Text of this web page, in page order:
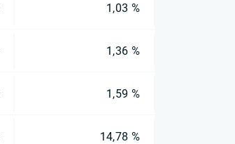
1,03 %
1,36 %
1,59 %
14,78 %